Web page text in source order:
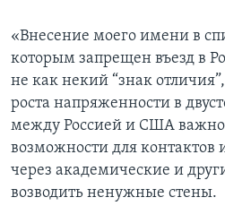
«Внесение моего имени в
которым запрещен въезд в
не как некий “знак
роста напряженности в
между Россией и США важно
возможности для контактов
через академические и
возводить ненужные стены.